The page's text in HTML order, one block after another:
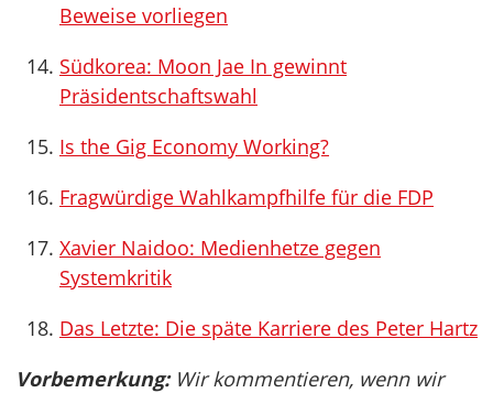
Beweise vorliegen
Südkorea: Moon Jae In gewinnt
Präsidentschaftswahl
Is the Gig Economy Working?
Fragwürdige Wahlkampfhilfe für die FDP
Xavier Naidoo: Medienhetze gegen
Systemkritik
Das Letzte: Die späte Karriere des Peter Hartz
Vorbemerkung:Wir kommentieren, wenn wir